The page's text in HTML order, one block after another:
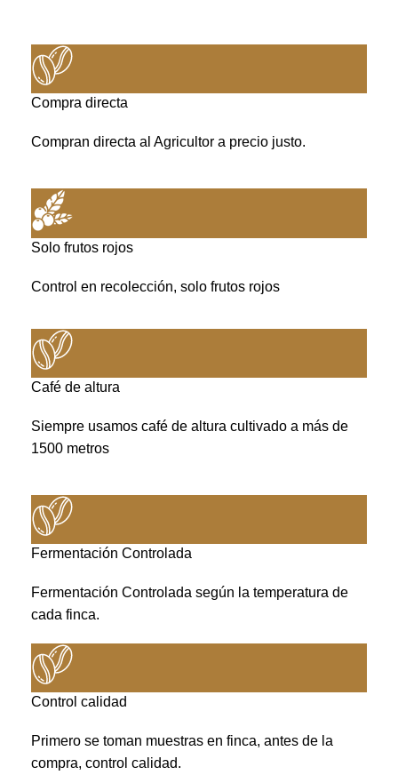
Compra directa
Compran directa al Agricultor a precio justo.
Solo frutos rojos
Control en recolección, solo frutos rojos
Café de altura
Siempre usamos café de altura cultivado a más de
1500 metros
Fermentación Controlada
Fermentación Controlada según la temperatura de
cada finca.
Control calidad
Primero se toman muestras en finca, antes de la
compra, control calidad.